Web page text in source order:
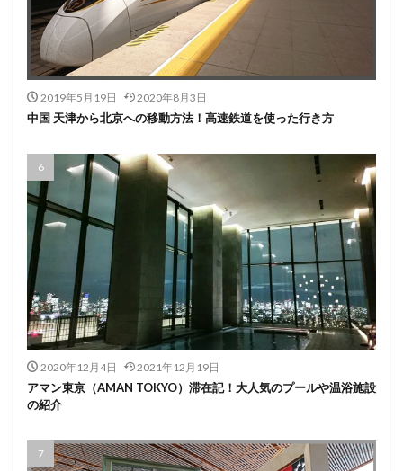
2019年5月19日 2020年8月3日
中国 天津から北京への移動方法！高速鉄道を使った行き方
2020年12月4日 2021年12月19日
アマン東京（AMAN TOKYO）滞在記！大人気のプールや温浴施設
の紹介